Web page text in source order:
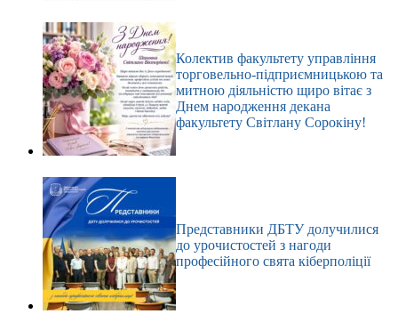
Колектив факультету управління
торговельно-підприємницькою та
митною діяльністю щиро вітає з
Днем народження декана
факультету Світлану Сорокіну!
Представники ДБТУ долучилися
до урочистостей з нагоди
професійного свята кіберполіції